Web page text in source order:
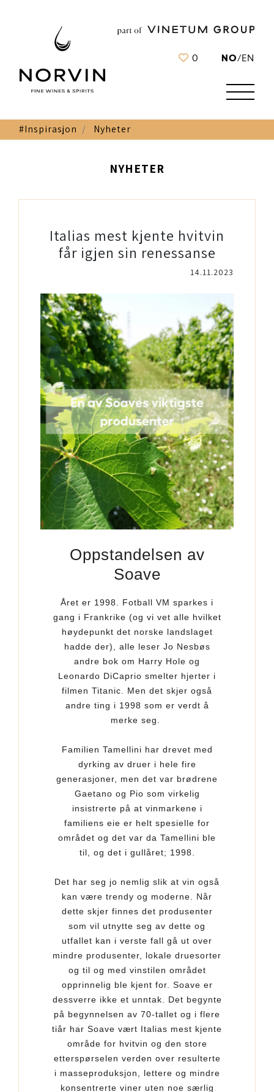
0 NO/EN
#Inspirasjon Nyheter
NYHETER
Italias mest kjente hvitvin
får igjen sin renessanse
14.11.2023
Oppstandelsen av
Soave
Året er 1998. Fotball VM sparkes i
gang i Frankrike (og vi vet alle hvilket
høydepunkt det norske landslaget
hadde der), alle leser Jo Nesbøs
andre bok om Harry Hole og
Leonardo DiCaprio smelter hjerter i
filmen Titanic. Men det skjer også
andre ting i 1998 som er verdt å
merke seg.
Familien Tamellini har drevet med
dyrking av druer i hele fire
generasjoner, men det var brødrene
Gaetano og Pio som virkelig
insistrerte på at vinmarkene i
familiens eie er helt spesielle for
området og det var da Tamellini ble
til, og det i gullåret; 1998.
Det har seg jo nemlig slik at vin også
kan være trendy og moderne. Når
dette skjer finnes det produsenter
som vil utnytte seg av dette og
utfallet kan i verste fall gå ut over
mindre produsenter, lokale druesorter
og til og med vinstilen området
opprinnelig ble kjent for. Soave er
dessverre ikke et unntak. Det begynte
på begynnelsen av 70-tallet og i flere
tiår har Soave vært Italias mest kjente
område for hvitvin og den store
etterspørselen verden over resulterte
i masseproduksjon, lettere og mindre
konsentrerte viner uten noe særlig